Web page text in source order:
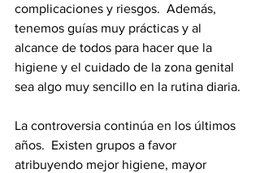
complicaciones y riesgos.  Además,
tenemos guías muy prácticas y al
alcance de todos para hacer que la
higiene y el cuidado de la zona genital
sea algo muy sencillo en la rutina diaria.
La controversia continúa en los últimos
años.  Existen grupos a favor
atribuyendo mejor higiene, mayor